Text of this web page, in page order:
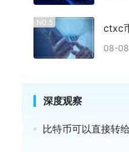
N0.5 ctxc
08-08
深度观察
比特币可以直接转